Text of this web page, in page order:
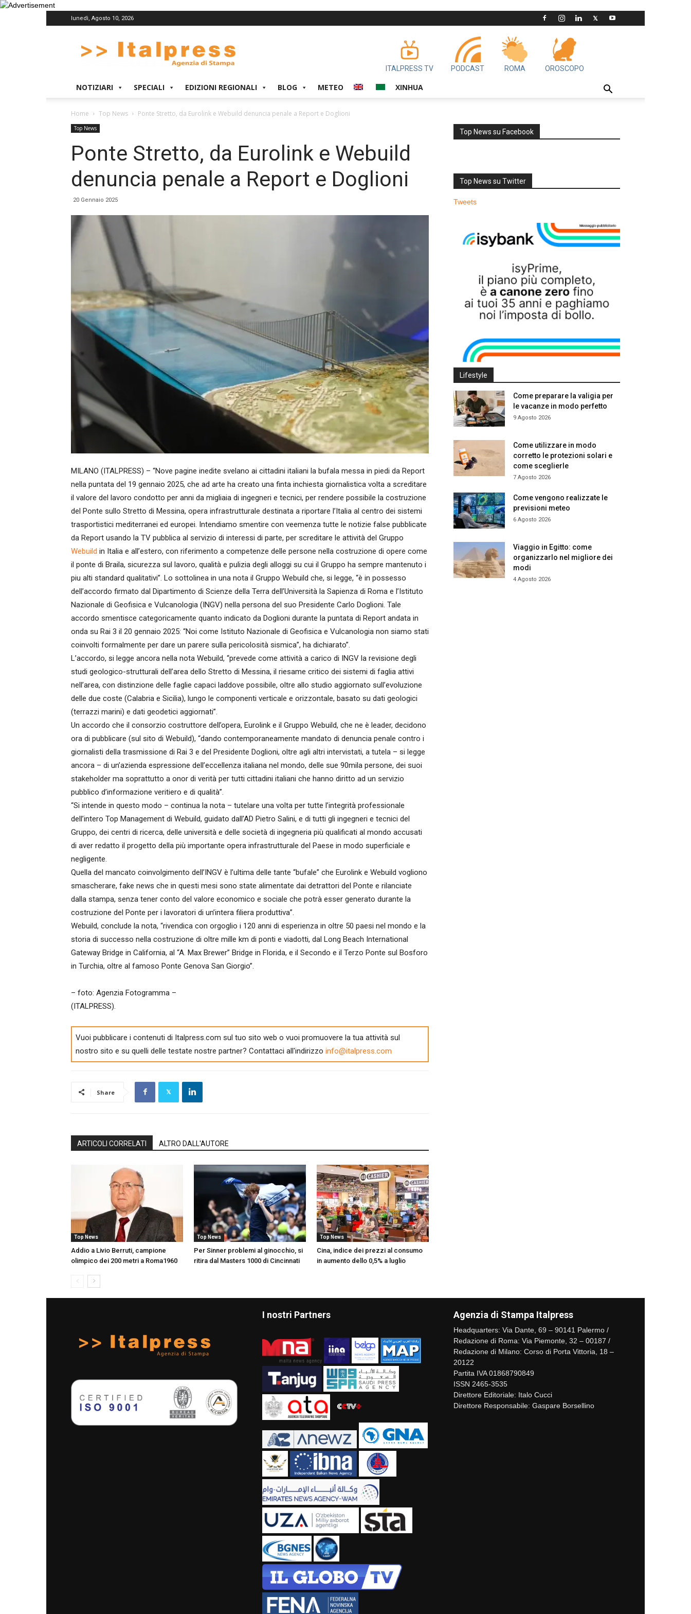
lunedì, Agosto 10, 2026
ITALPRESS TV PODCAST ROMA OROSCOPO
NOTIZIARI SPECIALI EDIZIONI REGIONALI BLOG METEO XINHUA
Home Top News Ponte Stretto, da Eurolink e Webuild denuncia penale a Report e Doglioni
Top News
Ponte Stretto, da Eurolink e Webuild
denuncia penale a Report e Doglioni
20 Gennaio 2025
MILANO (ITALPRESS) – “Nove pagine inedite svelano ai cittadini italiani la bufala messa in piedi da Report
nella puntata del 19 gennaio 2025, che ad arte ha creato una finta inchiesta giornalistica volta a screditare
il valore del lavoro condotto per anni da migliaia di ingegneri e tecnici, per rendere possibile la costruzione
del Ponte sullo Stretto di Messina, opera infrastrutturale destinata a riportare l’Italia al centro dei sistemi
trasportistici mediterranei ed europei. Intendiamo smentire con veemenza tutte le notizie false pubblicate
da Report usando la TV pubblica al servizio di interessi di parte, per screditare le attività del Gruppo
Webuild in Italia e all’estero, con riferimento a competenze delle persone nella costruzione di opere come
il ponte di Braila, sicurezza sul lavoro, qualità e pulizia degli alloggi su cui il Gruppo ha sempre mantenuto i
piu alti standard qualitativi”. Lo sottolinea in una nota il Gruppo Webuild che, si legge, “è in possesso
dell’accordo firmato dal Dipartimento di Scienze della Terra dell’Università la Sapienza di Roma e l’Istituto
Nazionale di Geofisica e Vulcanologia (INGV) nella persona del suo Presidente Carlo Doglioni. Tale
accordo smentisce categoricamente quanto indicato da Doglioni durante la puntata di Report andata in
onda su Rai 3 il 20 gennaio 2025: “Noi come Istituto Nazionale di Geofisica e Vulcanologia non siamo stati
coinvolti formalmente per dare un parere sulla pericolosità sismica”, ha dichiarato”.
L’accordo, si legge ancora nella nota Webuild, “prevede come attività a carico di INGV la revisione degli
studi geologico-strutturali dell’area dello Stretto di Messina, il riesame critico dei sistemi di faglia attivi
nell’area, con distinzione delle faglie capaci laddove possibile, oltre allo studio aggiornato sull’evoluzione
delle due coste (Calabria e Sicilia), lungo le componenti verticale e orizzontale, basato su dati geologici
(terrazzi marini) e dati geodetici aggiornati”.
Un accordo che il consorzio costruttore dell’opera, Eurolink e il Gruppo Webuild, che ne è leader, decidono
ora di pubblicare (sul sito di Webuild), “dando contemporaneamente mandato di denuncia penale contro i
giornalisti della trasmissione di Rai 3 e del Presidente Doglioni, oltre agli altri intervistati, a tutela – si legge
ancora – di un’azienda espressione dell’eccellenza italiana nel mondo, delle sue 90mila persone, dei suoi
stakeholder ma soprattutto a onor di verità per tutti cittadini italiani che hanno diritto ad un servizio
pubblico d’informazione veritiero e di qualità”.
“Si intende in questo modo – continua la nota – tutelare una volta per tutte l’integrità professionale
dell’intero Top Management di Webuild, guidato dall’AD Pietro Salini, e di tutti gli ingegneri e tecnici del
Gruppo, dei centri di ricerca, delle università e delle società di ingegneria più qualificati al mondo accusati
di aver redatto il progetto della più importante opera infrastrutturale del Paese in modo superficiale e
negligente.
Quella del mancato coinvolgimento dell’INGV è l’ultima delle tante “bufale” che Eurolink e Webuild vogliono
smascherare, fake news che in questi mesi sono state alimentate dai detrattori del Ponte e rilanciate
dalla stampa, senza tener conto del valore economico e sociale che potrà esser generato durante la
costruzione del Ponte per i lavoratori di un’intera filiera produttiva”.
Webuild, conclude la nota, “rivendica con orgoglio i 120 anni di esperienza in oltre 50 paesi nel mondo e la
storia di successo nella costruzione di oltre mille km di ponti e viadotti, dal Long Beach International
Gateway Bridge in California, al “A. Max Brewer” Bridge in Florida, e il Secondo e il Terzo Ponte sul Bosforo
in Turchia, oltre al famoso Ponte Genova San Giorgio”.
– foto: Agenzia Fotogramma –
(ITALPRESS).
Vuoi pubblicare i contenuti di Italpress.com sul tuo sito web o vuoi promuovere la tua attività sul
nostro sito e su quelli delle testate nostre partner? Contattaci all'indirizzo info@italpress.com
Share
ARTICOLI CORRELATI ALTRO DALL'AUTORE
Top News
Addio a Livio Berruti, campione
olimpico dei 200 metri a Roma1960
Top News
Per Sinner problemi al ginocchio, si
ritira dal Masters 1000 di Cincinnati
Top News
Cina, indice dei prezzi al consumo
in aumento dello 0,5% a luglio
Top News su Facebook
Top News su Twitter
Tweets
Lifestyle
Come preparare la valigia per
le vacanze in modo perfetto
9 Agosto 2026
Come utilizzare in modo
corretto le protezioni solari e
come sceglierle
7 Agosto 2026
Come vengono realizzate le
previsioni meteo
6 Agosto 2026
Viaggio in Egitto: come
organizzarlo nel migliore dei
modi
4 Agosto 2026
I nostri Partners Agenzia di Stampa Italpress
Headquarters: Via Dante, 69 – 90141 Palermo /
Redazione di Roma: Via Piemonte, 32 – 00187 /
Redazione di Milano: Corso di Porta Vittoria, 18 –
20122
Partita IVA 01868790849
ISSN 2465-3535
Direttore Editoriale: Italo Cucci
Direttore Responsabile: Gaspare Borsellino